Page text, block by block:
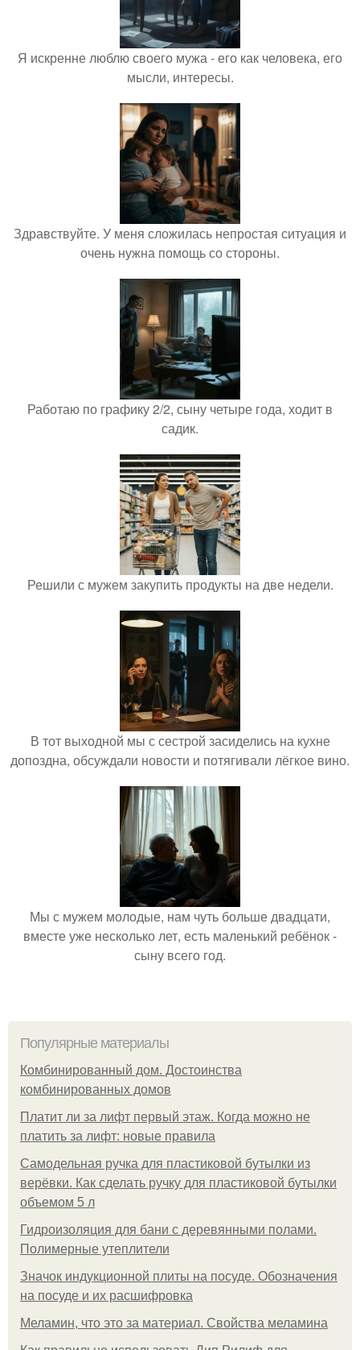
Я искренне люблю своего мужа - его как человека, его
мысли, интересы.
Здравствуйте. У меня сложилась непростая ситуация и
очень нужна помощь со стороны.
Работаю по графику 2/2, сыну четыре года, ходит в
садик.
Решили с мужем закупить продукты на две недели.
В тот выходной мы с сестрой засиделись на кухне
допоздна, обсуждали новости и потягивали лёгкое вино.
Мы с мужем молодые, нам чуть больше двадцати,
вместе уже несколько лет, есть маленький ребёнок -
сыну всего год.
Популярные материалы
Комбинированный дом. Достоинства
комбинированных домов
Платит ли за лифт первый этаж. Когда можно не
платить за лифт: новые правила
Самодельная ручка для пластиковой бутылки из
верёвки. Как сделать ручку для пластиковой бутылки
объемом 5 л
Гидроизоляция для бани с деревянными полами.
Полимерные утеплители
Значок индукционной плиты на посуде. Обозначения
на посуде и их расшифровка
Меламин, что это за материал. Свойства меламина